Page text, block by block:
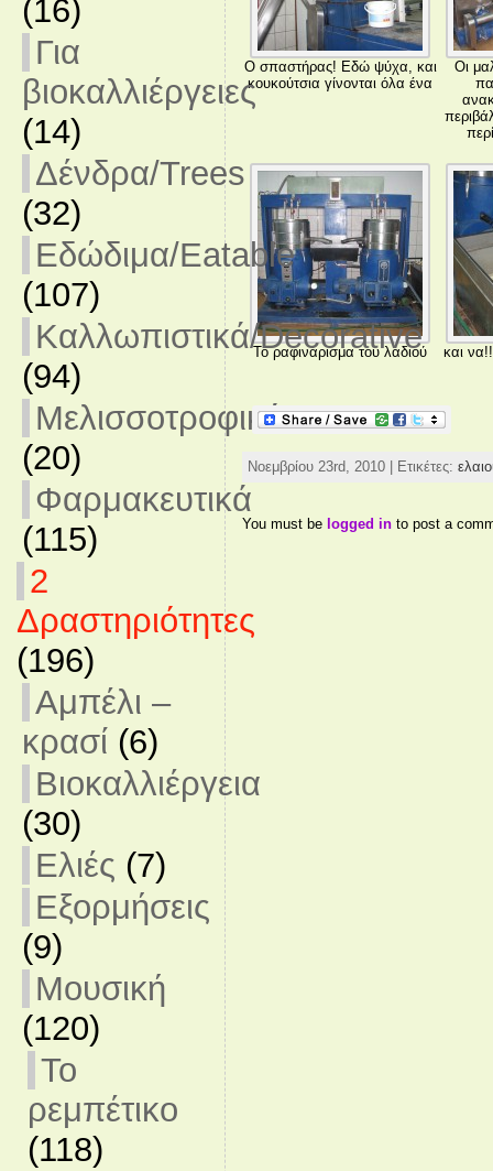
(16)
Για
βιοκαλλιέργειες
(14)
Δένδρα/Trees
(32)
Εδώδιμα/Eatable
(107)
Καλλωπιστικά/Decorative
(94)
Μελισσοτροφικά
(20)
Φαρμακευτικά
(115)
2
Δραστηριότητες
(196)
Αμπέλι –
κρασί (6)
Βιοκαλλιέργεια
(30)
Ελιές (7)
Εξορμήσεις
(9)
Μουσική
(120)
Το
ρεμπέτικο
(118)
Ο σπαστήρας! Εδώ ψύχα, και
κουκούτσια γίνονται όλα ένα
Οι
Το ραφινάρισμα του λαδιού και
Νοεμβρίου 23rd, 2010 | Ετικέτες:
You must be logged into post a